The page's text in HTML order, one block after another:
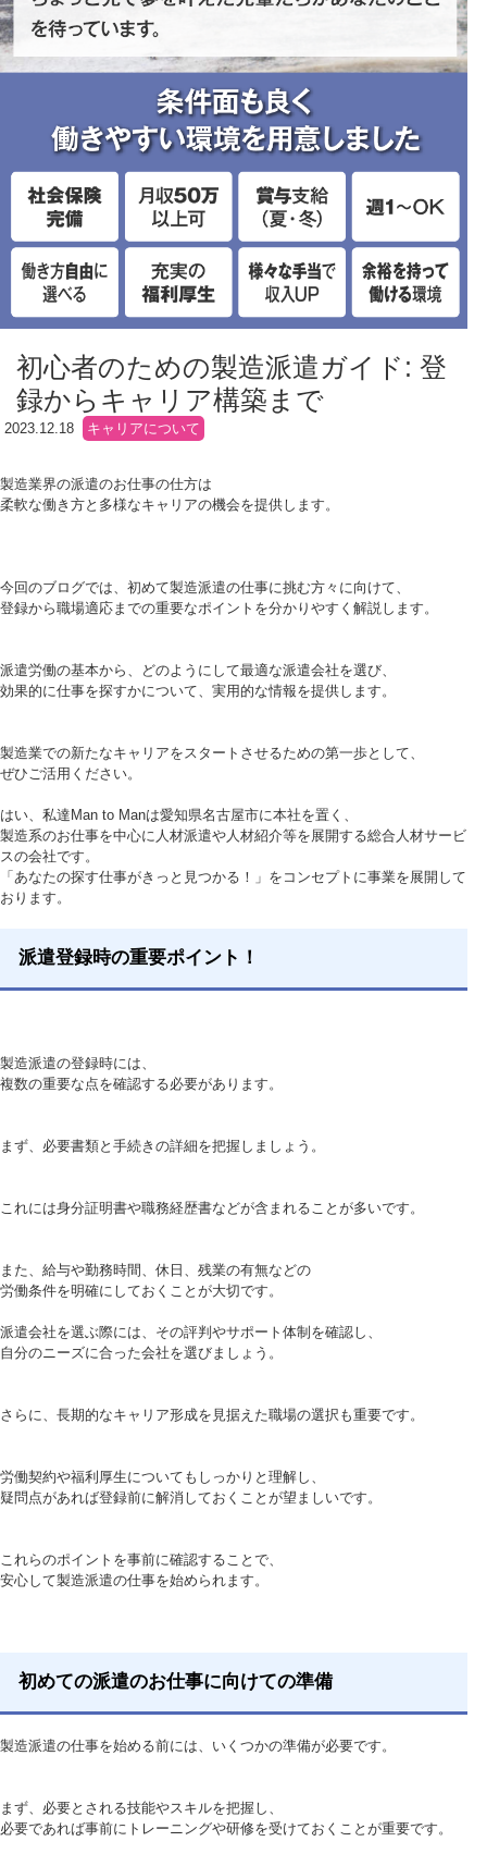
初心者のための製造派遣ガイド: 登
録からキャリア構築まで
2023.12.18 キャリアについて
製造業界の派遣のお仕事の仕方は
柔軟な働き方と多様なキャリアの機会を提供します。
今回のブログでは、初めて製造派遣の仕事に挑む方々に向けて、
登録から職場適応までの重要なポイントを分かりやすく解説します。
派遣労働の基本から、どのようにして最適な派遣会社を選び、
効果的に仕事を探すかについて、実用的な情報を提供します。
製造業での新たなキャリアをスタートさせるための第一歩として、
ぜひご活用ください。
はい、私達Man to Manは愛知県名古屋市に本社を置く、
製造系のお仕事を中心に人材派遣や人材紹介等を展開する総合人材サービ
スの会社です。
「あなたの探す仕事がきっと見つかる！」をコンセプトに事業を展開して
おります。
派遣登録時の重要ポイント！
製造派遣の登録時には、
複数の重要な点を確認する必要があります。
まず、必要書類と手続きの詳細を把握しましょう。
これには身分証明書や職務経歴書などが含まれることが多いです。
また、給与や勤務時間、休日、残業の有無などの
労働条件を明確にしておくことが大切です。
派遣会社を選ぶ際には、その評判やサポート体制を確認し、
自分のニーズに合った会社を選びましょう。
さらに、長期的なキャリア形成を見据えた職場の選択も重要です。
労働契約や福利厚生についてもしっかりと理解し、
疑問点があれば登録前に解消しておくことが望ましいです。
これらのポイントを事前に確認することで、
安心して製造派遣の仕事を始められます。
初めての派遣のお仕事に向けての準備
製造派遣の仕事を始める前には、いくつかの準備が必要です。
まず、必要とされる技能やスキルを把握し、
必要であれば事前にトレーニングや研修を受けておくことが重要です。